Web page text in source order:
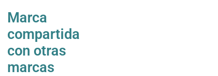
Marca
compartida
con otras
marcas